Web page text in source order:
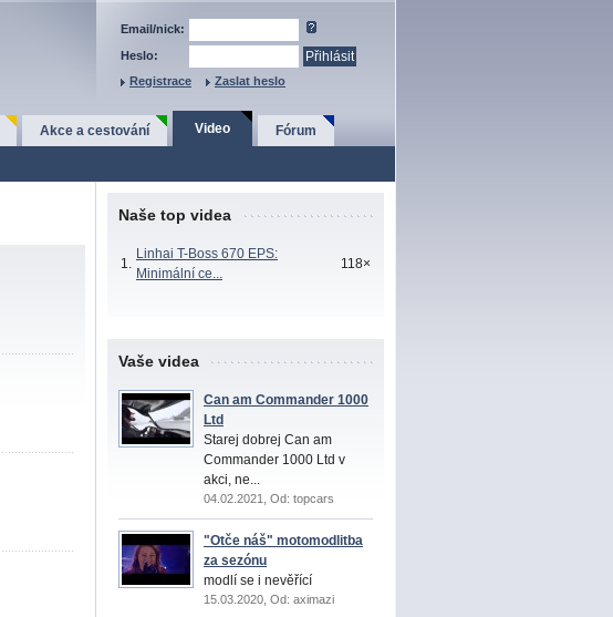
Email/nick:
Heslo:
Registrace
Zaslat heslo
Akce a cestování Video Fórum
Naše top videa
1.
Linhai T-Boss 670 EPS:
Minimální ce...
118×
Vaše videa
Can am Commander 1000
Ltd
Starej dobrej Can am
Commander 1000 Ltd v
akci, ne...
04.02.2021, Od: topcars
"Otče náš" motomodlitba
za sezónu
modlí se i nevěřící
15.03.2020, Od: aximazi